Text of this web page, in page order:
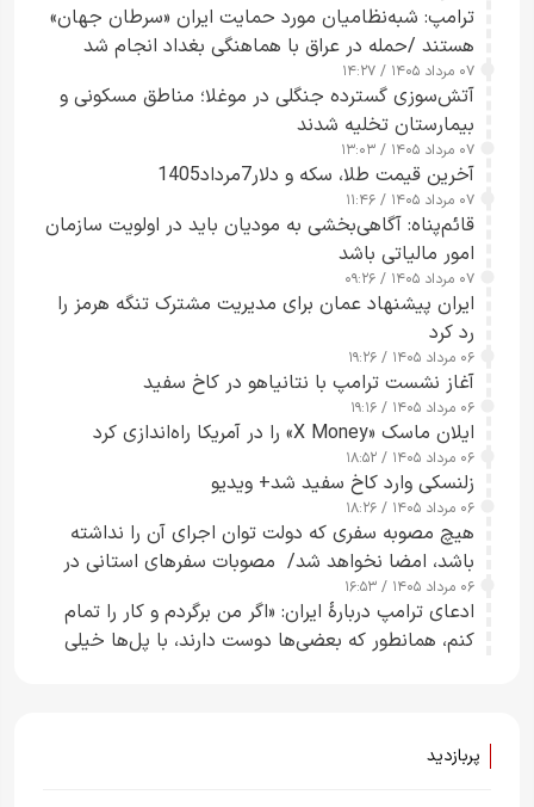
ترامپ: شبه‌نظامیان مورد حمایت ایران «سرطان جهان»
هستند /حمله در عراق با هماهنگی بغداد انجام شد
۰۷ مرداد ۱۴۰۵ / ۱۴:۲۷
آتش‌سوزی گسترده جنگلی در موغلا؛ مناطق مسکونی و
بیمارستان تخلیه شدند
۰۷ مرداد ۱۴۰۵ / ۱۳:۰۳
آخرین قیمت طلا، سکه و دلار7مرداد1405
۰۷ مرداد ۱۴۰۵ / ۱۱:۴۶
قائم‌پناه: آگاهی‌بخشی به مودیان باید در اولویت سازمان
امور مالیاتی باشد
۰۷ مرداد ۱۴۰۵ / ۰۹:۲۶
ایران پیشنهاد عمان برای مدیریت مشترک تنگه هرمز را
رد کرد
۰۶ مرداد ۱۴۰۵ / ۱۹:۲۶
آغاز نشست ترامپ با نتانیاهو در کاخ سفید
۰۶ مرداد ۱۴۰۵ / ۱۹:۱۶
ایلان ماسک «X Money» را در آمریکا راه‌اندازی کرد
۰۶ مرداد ۱۴۰۵ / ۱۸:۵۲
زلنسکی وارد کاخ سفید شد+ ویدیو
۰۶ مرداد ۱۴۰۵ / ۱۸:۲۶
هیچ مصوبه سفری که دولت توان اجرای آن را نداشته
باشد، امضا نخواهد شد/ مصوبات سفرهای استانی در
چارچوب قانون بودجه است+ عکس
۰۶ مرداد ۱۴۰۵ / ۱۶:۵۳
ادعای ترامپ دربارهٔ ایران: «اگر من برگردم و کار را تمام
کنم، همانطور که بعضی‌ها دوست دارند، با پل‌ها خیلی
پربازدید